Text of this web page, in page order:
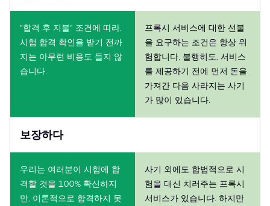
"합격 후 지불" 조건에 따라,
시험 합격 확인을 받기 전까
지는 아무런 비용도 들지 않
습니다.
프록시 서비스에 대한 선불
을 요구하는 조건은 항상 위
험합니다. 불행히도, 서비스
를 제공하기 전에 먼저 돈을
가져간 다음 사라지는 사기
가 많이 있습니다.
보장하다
우리는 여러분이 시험에 합
격할 것을 100% 확신하지
만, 이론적으로 합격하지 못
사기 외에도 합법적으로 시
험을 대신 치러주는 프록시
서비스가 있습니다. 하지만